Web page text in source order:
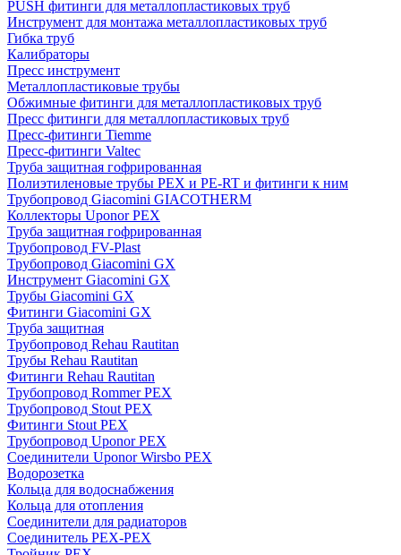
PUSH фитинги для металлопластиковых труб
Инструмент для монтажа металлопластиковых труб
Гибка труб
Калибраторы
Пресс инструмент
Металлопластиковые трубы
Обжимные фитинги для металлопластиковых труб
Пресс фитинги для металлопластиковых труб
Пресс-фитинги Tiemme
Пресс-фитинги Valtec
Труба защитная гофрированная
Полиэтиленовые трубы PEX и PE-RT и фитинги к ним
Трубопровод Giacomini GIACOTHERM
Коллекторы Uponor PEX
Труба защитная гофрированная
Трубопровод FV-Plast
Трубопровод Giacomini GX
Инструмент Giacomini GX
Трубы Giacomini GX
Фитинги Giacomini GX
Труба защитная
Трубопровод Rehau Rautitan
Трубы Rehau Rautitan
Фитинги Rehau Rautitan
Трубопровод Rommer PEX
Трубопровод Stout PEX
Фитинги Stout PEX
Трубопровод Uponor PEX
Соединители Uponor Wirsbo PEX
Водорозетка
Кольца для водоснабжения
Кольца для отопления
Соединители для радиаторов
Соединитель PEX-PEX